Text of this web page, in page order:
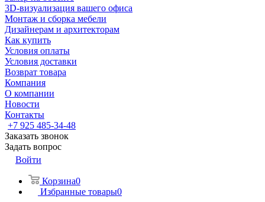
3D-визуализация вашего офиса
Монтаж и сборка мебели
Дизайнерам и архитекторам
Как купить
Условия оплаты
Условия доставки
Возврат товара
Компания
О компании
Новости
Контакты
+7 925 485-34-48
Заказать звонок
Задать вопрос
Войти
Корзина0
Избранные товары0